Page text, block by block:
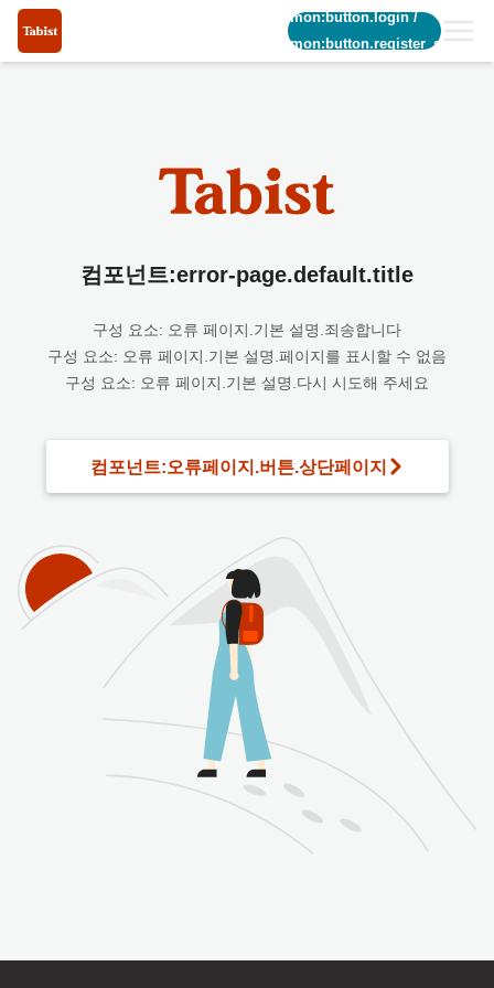
common:button.login/
common:button.register_short
컴포넌트:error-page.default.title
구성 요소: 오류 페이지.기본 설명.죄송합니다
구성 요소: 오류 페이지.기본 설명.페이지를 표시할 수 없음
구성 요소: 오류 페이지.기본 설명.다시 시도해 주세요
컴포넌트:오류페이지.버튼.상단페이지